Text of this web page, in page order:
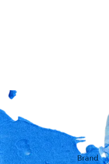
Brand